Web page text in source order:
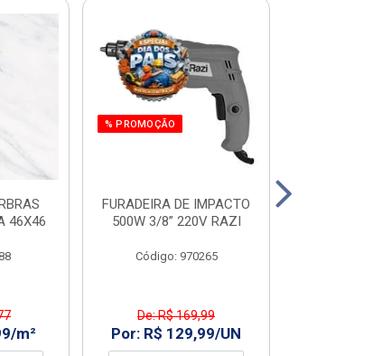
46X46
m²
% PROMOÇÃO
FURADEIRA DE IMPACTO
500W 3/8” 220V RAZI
Código: 970265
De: R$ 169,99
Por: R$ 129,99/UN